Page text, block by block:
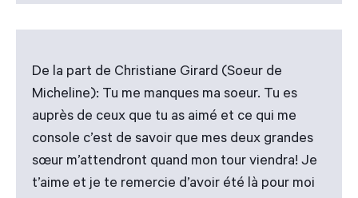
De la part de Christiane Girard (Soeur de
Micheline): Tu me manques ma soeur. Tu es
auprès de ceux que tu as aimé et ce qui me
console c’est de savoir que mes deux grandes
sœur m’attendront quand mon tour viendra! Je
t’aime et je te remercie d’avoir été là pour moi